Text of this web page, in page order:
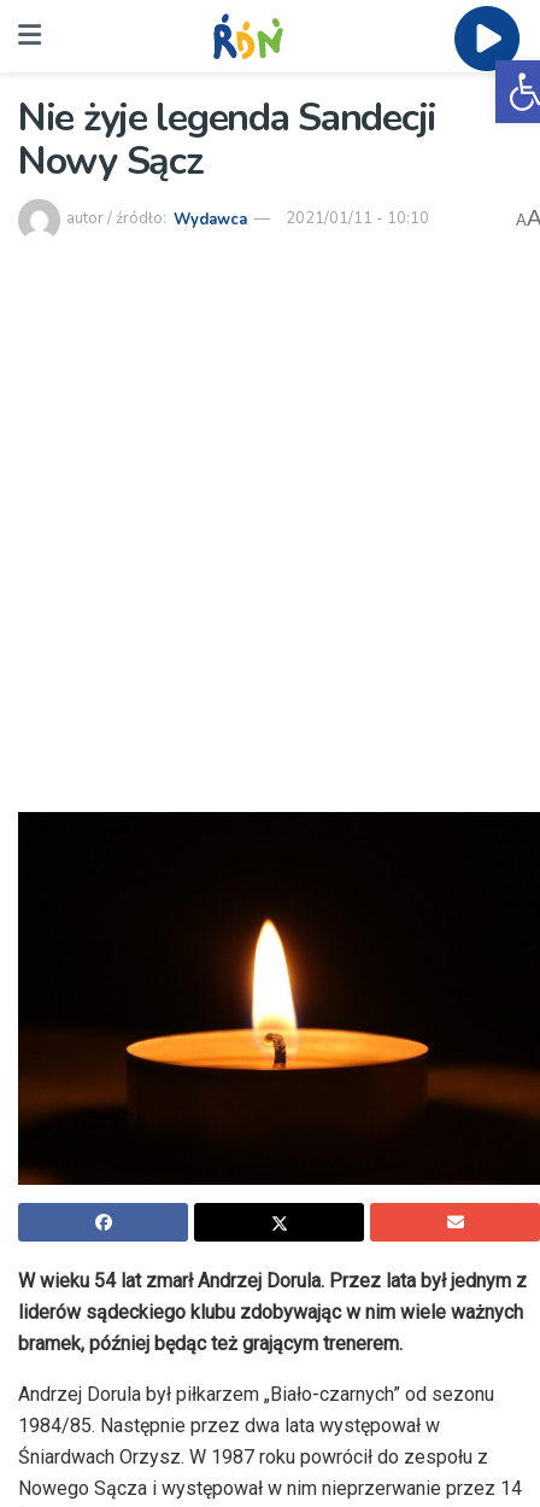
Nie żyje legenda Sandecji
Nowy Sącz
autor / źródło: Wydawca 2021/01/11 - 10:10 A
W wieku 54 lat zmarł Andrzej Dorula. Przez lata był jednym z
liderów sądeckiego klubu zdobywając w nim wiele ważnych
bramek, później będąc też grającym trenerem.
Andrzej Dorula był piłkarzem „Biało-czarnych” od sezonu
1984/85. Następnie przez dwa lata występował w
Śniardwach Orzysz. W 1987 roku powrócił do zespołu z
Nowego Sącza i występował w nim nieprzerwanie przez 14